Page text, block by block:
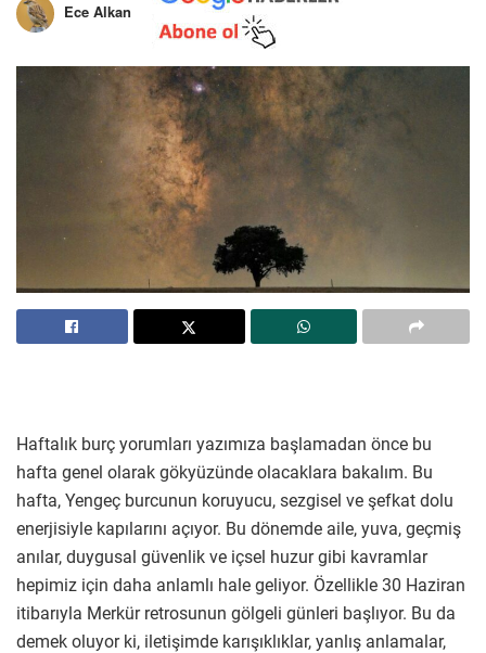
Ece Alkan
Haftalık burç yorumları yazımıza başlamadan önce bu
hafta genel olarak gökyüzünde olacaklara bakalım. Bu
hafta, Yengeç burcunun koruyucu, sezgisel ve şefkat dolu
enerjisiyle kapılarını açıyor. Bu dönemde aile, yuva, geçmiş
anılar, duygusal güvenlik ve içsel huzur gibi kavramlar
hepimiz için daha anlamlı hale geliyor. Özellikle 30 Haziran
itibarıyla Merkür retrosunun gölgeli günleri başlıyor. Bu da
demek oluyor ki, iletişimde karışıklıklar, yanlış anlamalar,